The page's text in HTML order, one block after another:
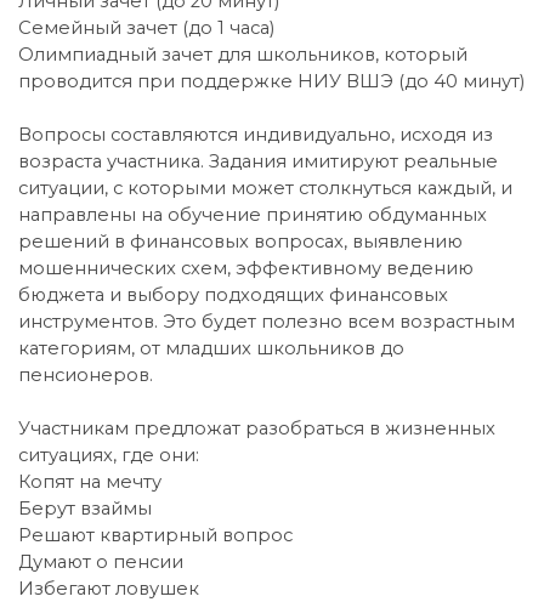
Семейный зачет (до 1 часа)
Олимпиадный зачет для школьников, который
проводится при поддержке НИУ ВШЭ (до 40 минут)
Вопросы составляются индивидуально, исходя из
возраста участника. Задания имитируют реальные
ситуации, с которыми может столкнуться каждый, и
направлены на обучение принятию обдуманных
решений в финансовых вопросах, выявлению
мошеннических схем, эффективному ведению
бюджета и выбору подходящих финансовых
инструментов. Это будет полезно всем возрастным
категориям, от младших школьников до
пенсионеров.
Участникам предложат разобраться в жизненных
ситуациях, где они:
Копят на мечту
Берут взаймы
Решают квартирный вопрос
Думают о пенсии
Избегают ловушек